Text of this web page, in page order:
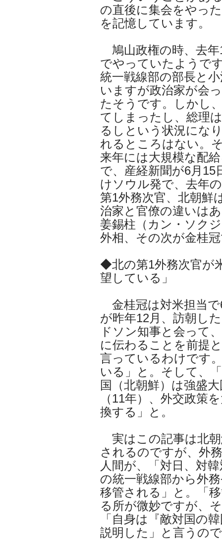
の直後に集会をやっ
を記憶しています。
鳩山政権の時、去
でやっていたようで
統一戦線部の部長と
いますが政治家が会
たそうです。しかし
てしまったし、総理
るしという状況にな
れるところはない。
来年には大規模な配
で、産経新聞が6月15
けソウル発で、去年
第1外務次官、北朝鮮
治家と官僚の違いは
姜錫柱（カン・ソク
外相、その次が金桂
◆北の第1外務次官が
望している」
金桂冠は対米担当
が昨年12月、訪朝し
ドソン知事と会って
に伝わることを前提
言っているわけです
いる」と。そして、
国（北朝鮮）は強盛
（11年）、外交政策
換する」と。
実はこの記事は北
されるのですが、外
人間が、「対日、対
の統一戦線部から外
移管される」と。「
る所が微妙ですが、
「自身は『敵対国の
説明した」と言うの